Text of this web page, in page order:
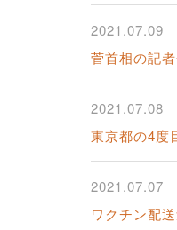
2021.07.09
菅首相の記
2021.07.08
東京都の4度
2021.07.07
ワクチン配